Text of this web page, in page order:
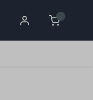
Cart